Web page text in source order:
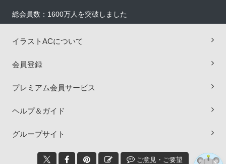
総会員数：1600万人を突破しました
イラストACについて
会員登録
プレミアム会員サービス
ヘルプ＆ガイド
グループサイト
ご意見・ご要望